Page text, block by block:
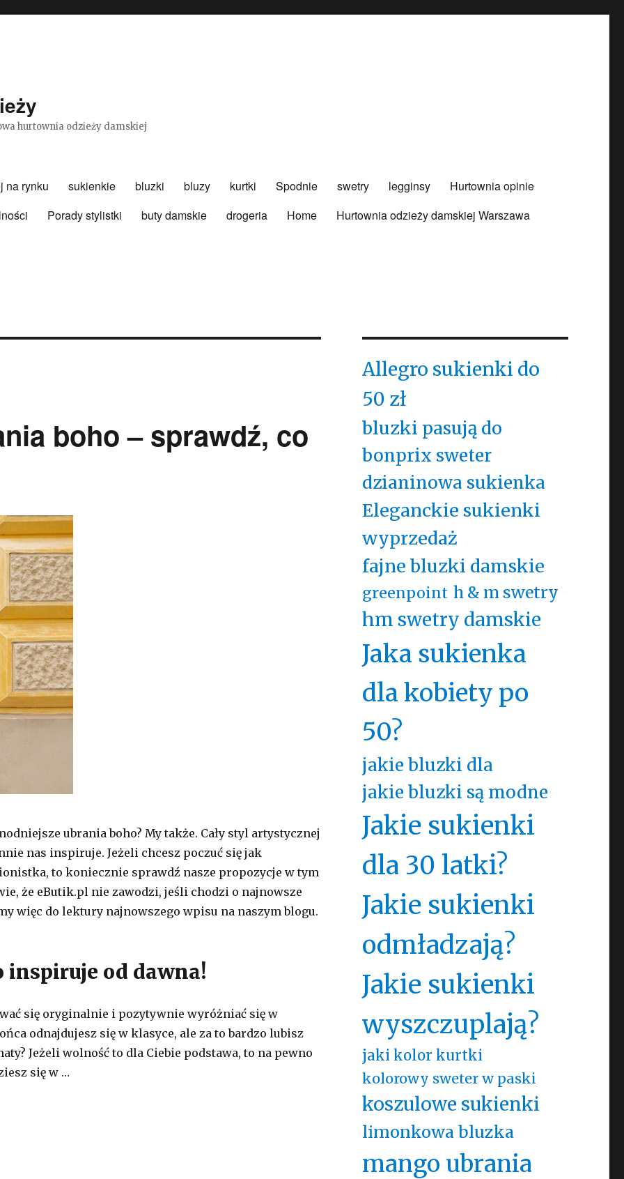
hurtownia odzieży damskiej
na rynku sukienkie bluzki bluzy kurtki Spodnie swetry legginsy
Hurtownia opinie
Porady stylistki buty damskie drogeria Home
Hurtownia odzieży damskiej Warszawa
boho – sprawdź, co
ubrania boho? My także. Cały styl artystycznej
nas inspiruje. Jeżeli chcesz poczuć się jak
to koniecznie sprawdź nasze propozycje w tym
że eButik.pl nie zawodzi, jeśli chodzi o najnowsze
więc do lektury najnowszego wpisu na naszym blogu.
inspiruje od dawna!
się oryginalnie i pozytywnie wyróżniać się w
odnajdujesz się w klasyce, ale za to bardzo lubisz
Jeżeli wolność to dla Ciebie podstawa, to na pewno
się w …
Allegro sukienki do
50 zł
bluzki pasują do
bonprix sweter
dzianinowa sukienka
Eleganckie sukienki
wyprzedaż
fajne bluzki damskie
greenpoint h & m swetry
hm swetry damskie
Jaka sukienka
dla kobiety po
50?
jakie bluzki dla
jakie bluzki są modne
Jakie sukienki
dla 30 latki?
Jakie sukienki
odmładzają?
Jakie sukienki
wyszczuplają?
jaki kolor kurtki
kolorowy sweter w paski
koszulowe sukienki
limonkowa bluzka
mango ubrania